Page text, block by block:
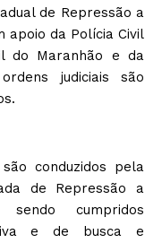
de Repressão a
apoio da Polícia Civil
do Maranhão e da
judiciais são
conduzidos pela
de Repressão a
sendo cumpridos
e de busca e